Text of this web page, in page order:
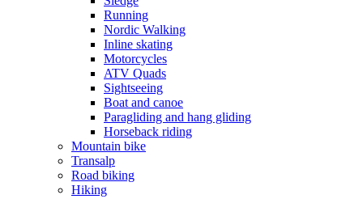
Running
Nordic Walking
Inline skating
Motorcycles
ATV Quads
Sightseeing
Boat and canoe
Paragliding and hang gliding
Horseback riding
Mountain bike
Transalp
Road biking
Hiking